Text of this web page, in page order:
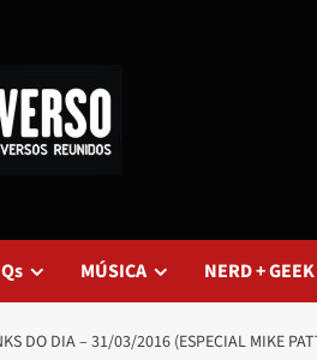
MÚSICA NERD + GEEK
DO DIA – 31/03/2016 (ESPECIAL MIKE